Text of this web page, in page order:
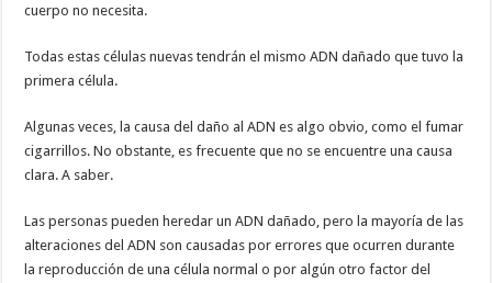
cuerpo no necesita.
Todas estas células nuevas tendrán el mismo ADN dañado que tuvo la
primera célula.
Algunas veces, la causa del daño al ADN es algo obvio, como el fumar
cigarrillos. No obstante, es frecuente que no se encuentre una causa
clara. A saber.
Las personas pueden heredar un ADN dañado, pero la mayoría de las
alteraciones del ADN son causadas por errores que ocurren durante
la reproducción de una célula normal o por algún otro factor del